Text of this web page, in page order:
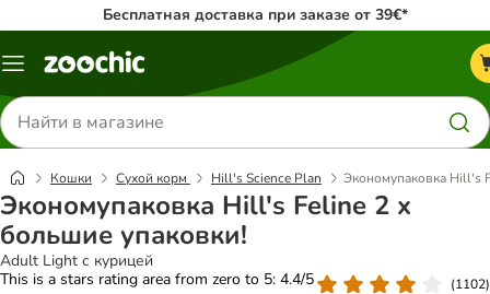
Бесплатная доставка при заказе от 39€*
Каталог
Поиск
товаров
Кошки Сухой корм Hill's Science Plan Экономупаковка Hill's
Экономупаковка Hill's Feline 2 x
большие упаковки!
Adult Light с курицей
This is a stars rating area from zero to 5: 4.4/5
(1102)